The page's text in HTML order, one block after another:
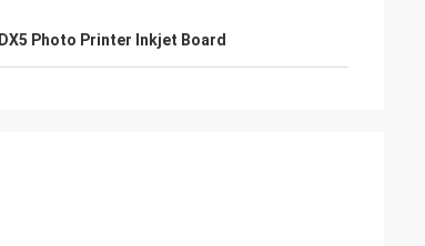
DX5 Photo Printer Inkjet Board